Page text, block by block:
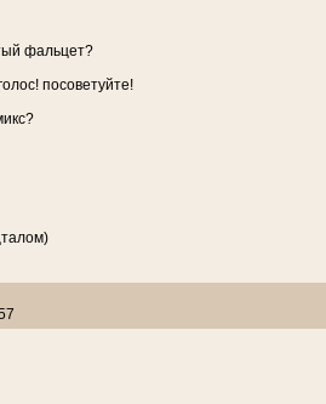
фальцет?
посоветуйте!